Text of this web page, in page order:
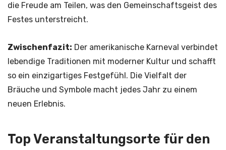
die Freude am Teilen, was den Gemeinschaftsgeist des
Festes unterstreicht.
Zwischenfazit: Der amerikanische Karneval verbindet
lebendige Traditionen mit moderner Kultur und schafft
so ein einzigartiges Festgefühl. Die Vielfalt der
Bräuche und Symbole macht jedes Jahr zu einem
neuen Erlebnis.
Top Veranstaltungsorte für den